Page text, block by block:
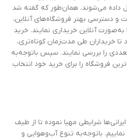
داده می‌شوند. همان‌طور که گفته شد
و دسترسی بهتر فروشگاه‌های آنلاین،
به‌صورت آنلاین خریداری نمایند. خرید
تا خریداران طی مدت‌زمان کوتاه‌تری،
را بررسی نمایند. سپس باتوجه‌به
فروشگاه را برای خرید خود انتخاب
شرایطی مهیا نموده تا از طیف
نماییم. باتوجه‌به تنوع آب‌وهوایی و